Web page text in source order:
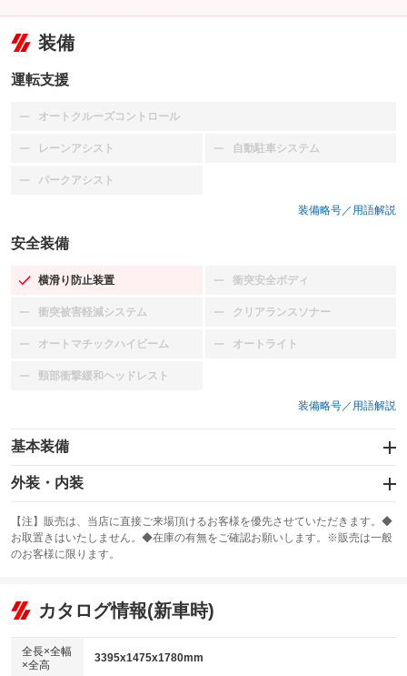
装備
運転支援
オートクルーズコントロール
：装備なし
レーンアシスト
：装備なし 自動駐車システム
：装備なし
パークアシスト
：装備なし
装備略号／用語解説
安全装備
横滑り防止装置
：装備あり 衝突安全ボディ
：装備なし
衝突被害軽減システム
：装備なし クリアランスソナー
：装備なし
オートマチックハイビーム
：装備なし オートライト
：装備なし
頸部衝撃緩和ヘッドレスト
：装備なし
装備略号／用語解説
基本装備
エアバッグ：運転席/助手席
：装備あり
：装備あり
サンルーフ
：装備なし ABS
リフトアップ
：装備なし
：装備なし
パワーウィンドウ
外装・内装
カーナビ
：装備なし
TV
：装備なし
ビジュアル
：装備なし
：装備あり
【注】販売は、当店に直接ご来場頂けるお客様を優先させていただきます。◆
お取置きはいたしません。◆在庫の有無をご確認お願いします。※販売は一般
のお客様に限ります。
カタログ情報(新車時)
全長×全幅
×全高
3395x1475x1780mm